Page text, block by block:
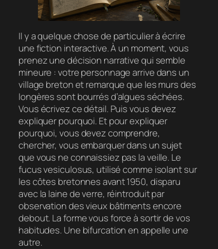
Il y a quelque chose de particulier à écrire
une fiction interactive. À un moment, vous
prenez une décision narrative qui semble
mineure : votre personnage arrive dans un
village breton et remarque que les murs des
longères sont bourrés d’algues séchées.
Vous écrivez ce détail. Puis vous devez
expliquer pourquoi. Et pour expliquer
pourquoi, vous devez comprendre,
chercher, vous embarquer dans un sujet
que vous ne connaissiez pas la veille. Le
fucus vesiculosus, utilisé comme isolant sur
les côtes bretonnes avant 1950, disparu
avec la laine de verre, réintroduit par
observation des vieux bâtiments encore
debout. La forme vous force à sortir de vos
habitudes. Une bifurcation en appelle une
autre.